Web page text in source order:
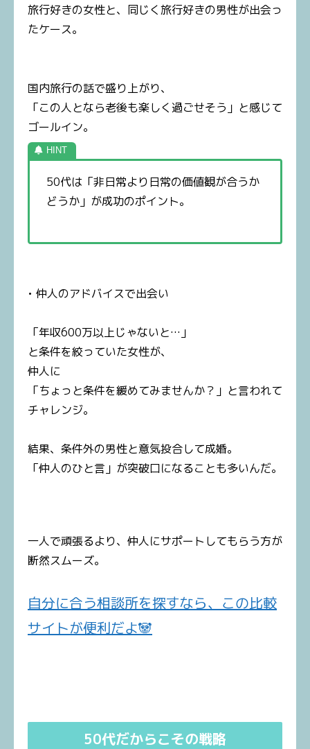
旅行好きの女性と、同じく旅行好きの男性が出会っ
たケース。
国内旅行の話で盛り上がり、
「この人となら老後も楽しく過ごせそう」と感じて
ゴールイン。
50代は「非日常より日常の価値観が合うか
どうか」が成功のポイント。
• 仲人のアドバイスで出会い
「年収600万以上じゃないと…」
と条件を絞っていた女性が、
仲人に
「ちょっと条件を緩めてみませんか？」と言われて
チャレンジ。
結果、条件外の男性と意気投合して成婚。
「仲人のひと言」が突破口になることも多いんだ。
一人で頑張るより、仲人にサポートしてもらう方が
断然スムーズ。
自分に合う相談所を探すなら、この比較
サイトが便利だよ🐼
50代だからこその戦略